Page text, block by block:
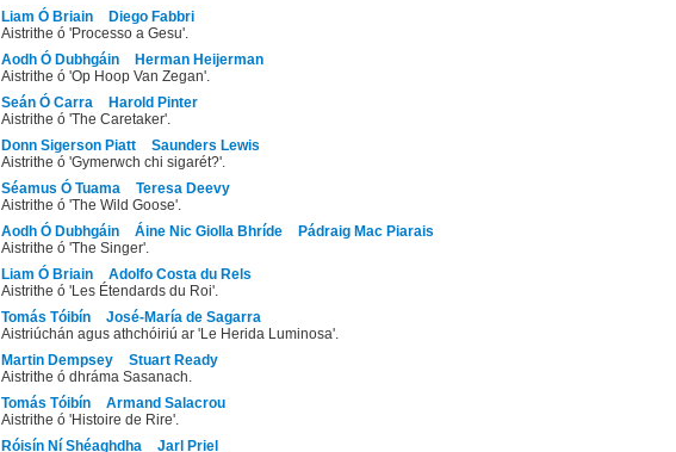
Liam Ó Briain
Diego Fabbri
Aistrithe ó 'Processo a Gesu'.
Aodh Ó Dubhgáin
Herman Heijerman
Aistrithe ó 'Op Hoop Van Zegan'.
Seán Ó Carra
Harold Pinter
Aistrithe ó 'The Caretaker'.
Donn Sigerson Piatt
Saunders Lewis
Aistrithe ó 'Gymerwch chi sigarét?'.
Séamus Ó Tuama
Teresa Deevy
Aistrithe ó 'The Wild Goose'.
Aodh Ó Dubhgáin Áine Nic Giolla Bhríde
Pádraig Mac Piarais
Aistrithe ó 'The Singer'.
Liam Ó Briain
Adolfo Costa du Rels
Aistrithe ó 'Les Étendards du Roi'.
Tomás Tóibín
José-María de Sagarra
Aistriúchán agus athchóiriú ar 'Le Herida Luminosa'.
Martin Dempsey
Stuart Ready
Aistrithe ó dhráma Sasanach.
Tomás Tóibín
Armand Salacrou
Aistrithe ó 'Histoire de Rire'.
Róisín Ní Shéaghdha
Jarl Priel